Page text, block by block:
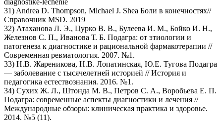
31) Andrea D. Thompson, Michael J. Shea Боли в конечностях//
Справочник MSD. 2019
32) Атаханова Л. Э., Цурко В. В., Булеева И. М., Бойко И. Н.,
Железнов С. П., Иванова Т. Б. Подагра: от этиологии и
патогенеза к диагностике и рациональной фармакотерапии //
Современная ревматология. 2007. №1.
33) Н.В. Жареникова, Н.В. Лопатинская, Ю.Е. Тугова Подагра
— заболевание с тысячелетней историей // История и
педагогика естествознания. 2016. №1.
34) Сухих Ж. Л., Штонда М. В., Петров С. А., Воробьева Е. П.
Подагра: современные аспекты диагностики и лечения //
Международные обзоры: клиническая практика и здоровье.
2014. №5 (11).